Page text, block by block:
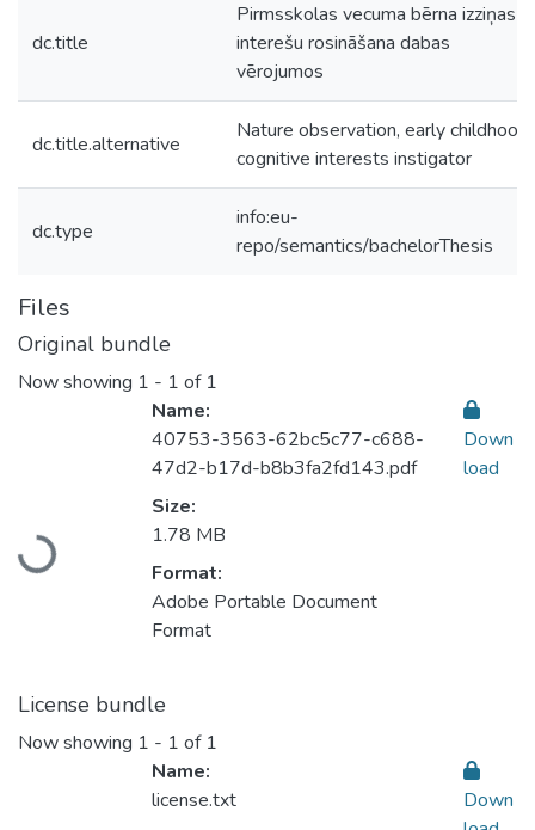
dc.title
Pirmsskolas vecuma bērna izziņas
interešu rosināšana dabas
vērojumos
dc.title.alternative
Nature observation, early childhood
cognitive interests instigator
dc.type
info:eu-
repo/semantics/bachelorThesis
Files
Original bundle
Now showing 1 - 1 of 1
Loading...
Name:
40753-3563-62bc5c77-c688-
47d2-b17d-b8b3fa2fd143.pdf
Size:
1.78 MB
Format:
Adobe Portable Document
Format
Down
load
License bundle
Now showing 1 - 1 of 1
Name:
license.txt
Down